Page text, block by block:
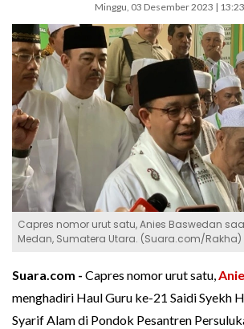
Minggu, 03 Desember 2023 |
Capres nomor urut satu, Anies Baswedan
Medan, Sumatera Utara. (Suara.com/Rakha)
Suara.com - Capres nomor urut satu,
menghadiri Haul Guru ke-21 Saidi Syekh
Syarif Alam di Pondok Pesantren